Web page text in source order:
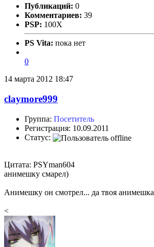
Публикаций: 0
Комментариев: 39
PSP: 100X
PS Vita: пока нет
0
14 марта 2012 18:47
claymore999
Группа: Посетитель
Регистрация: 10.09.2011
Статус:
Цитата: PSYman604
анимешку смарел)
Анимешку он смотрел... да твоя
<